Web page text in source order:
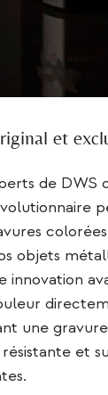
et
de
objets
innovation
une
et